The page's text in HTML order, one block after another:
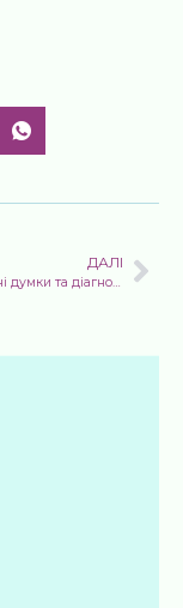
ДАЛІ
Другі медичні думки та діагноз раку повинні йти пліч-о-пліч